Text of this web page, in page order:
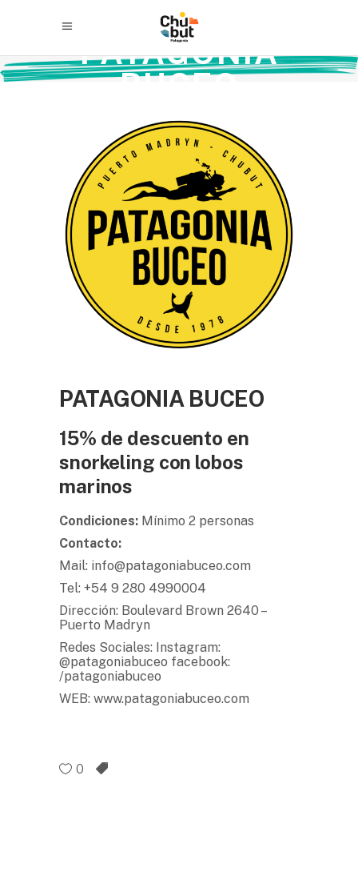
PATAGONIA
BUCEO
PATAGONIA BUCEO
15% de descuento en
snorkeling con lobos
marinos
Condiciones: Mínimo 2 personas
Contacto:
Mail: info@patagoniabuceo.com
Tel: +54 9 280 4990004
Dirección: Boulevard Brown 2640 –
Puerto Madryn
Redes Sociales: Instagram:
@patagoniabuceo facebook:
/patagoniabuceo
WEB: www.patagoniabuceo.com
0